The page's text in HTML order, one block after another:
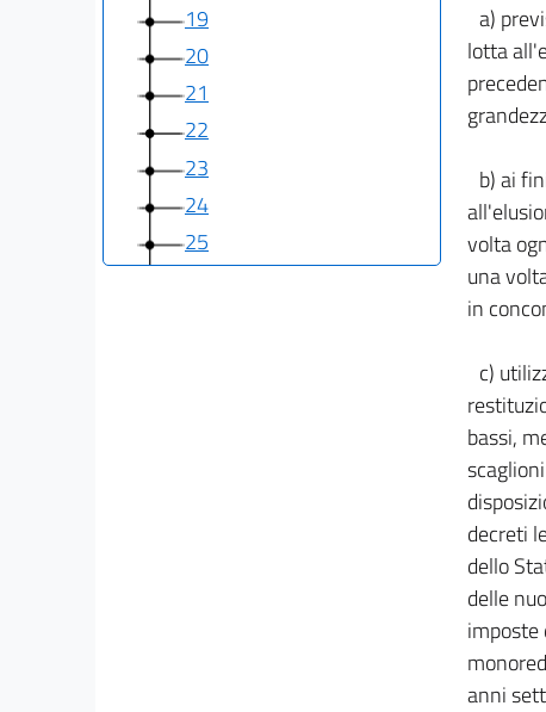
19
20
21
22
23
24
25
a)
lotta
b) ai
volta
una
in
c)
bassi,
decreti
dello
delle
imposte
anni